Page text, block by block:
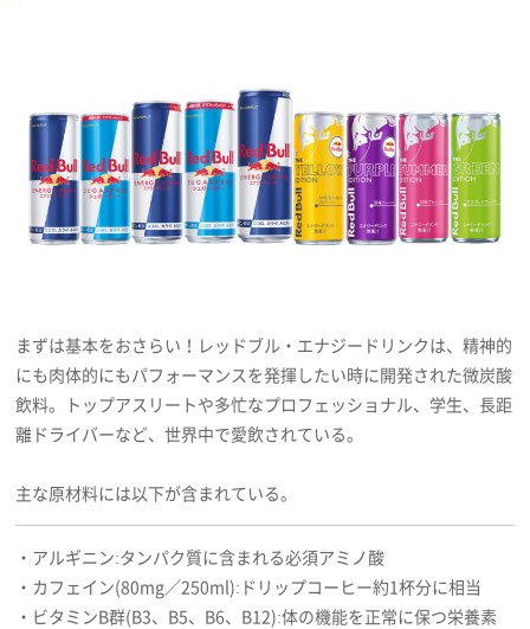
まずは基本をおさらい！レッドブル・エナジードリンクは、精神的
にも肉体的にもパフォーマンスを発揮したい時に開発された微炭酸
飲料。トップアスリートや多忙なプロフェッショナル、学生、長距
離ドライバーなど、世界中で愛飲されている。
主な原材料には以下が含まれている。
・アルギニン:タンパク質に含まれる必須アミノ酸
・カフェイン(80mg／250ml):ドリップコーヒー約1杯分に相当
・ビタミンB群(B3、B5、B6、B12):体の機能を正常に保つ栄養素